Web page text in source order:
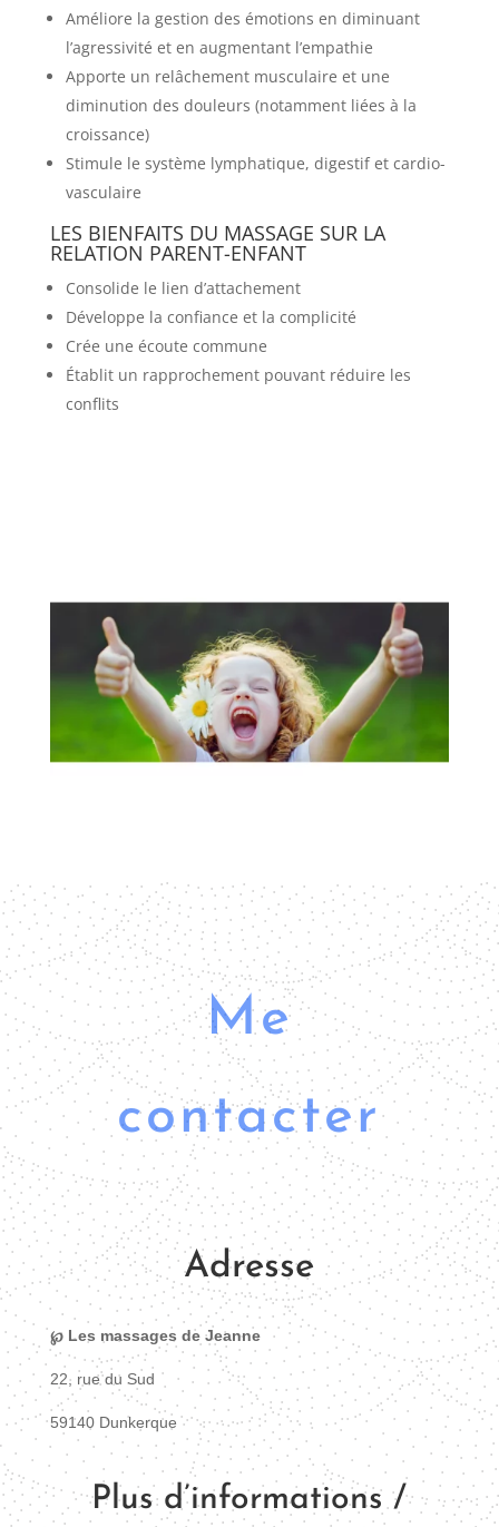
Améliore la gestion des émotions en diminuant
l’agressivité et en augmentant l’empathie
Apporte un relâchement musculaire et une
diminution des douleurs (notamment liées à la
croissance)
Stimule le système lymphatique, digestif et cardio-
vasculaire
LES BIENFAITS DU MASSAGE SUR LA
RELATION PARENT-ENFANT
Consolide le lien d’attachement
Développe la confiance et la complicité
Crée une écoute commune
Établit un rapprochement pouvant réduire les
conflits
Me
contacter
Adresse
℘ Les massages de Jeanne
22, rue du Sud
59140 Dunkerque
Plus d’informations /